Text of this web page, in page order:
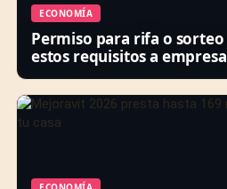
ECONOMÍA
Permiso para rifa o
estos requisitos a